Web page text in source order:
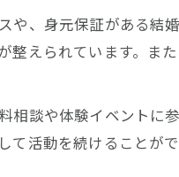
安全環境を重視し
出会い方選びで
や、身元保証がある
整えられています。
相談や体験イベント
活動を続けることがで